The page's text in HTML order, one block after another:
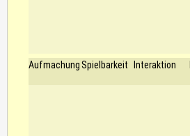
Aufmachung Spielbarkeit Interaktion